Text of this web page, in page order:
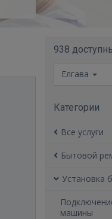
938
Елгава
Категории
Все услуги
Бытовой
Установка
машины